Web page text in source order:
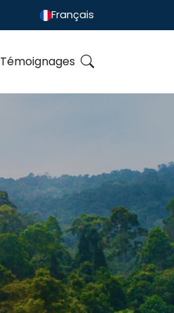
Français
Témoignages